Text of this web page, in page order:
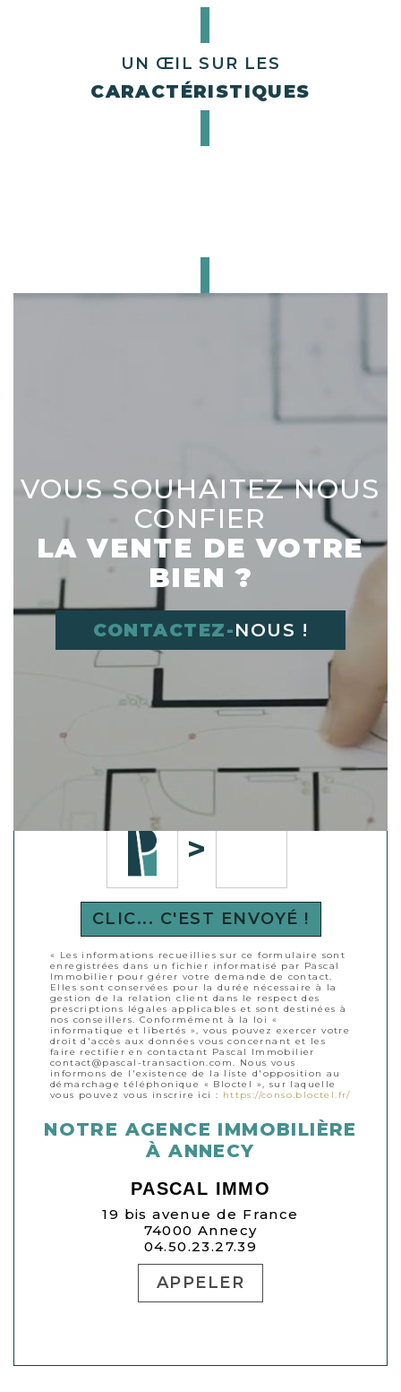
UN ŒIL SUR LES
CARACTÉRISTIQUES
Déplacer l'image dans le cadre vide à
CLIC... C'EST ENVOYÉ !
« Les informations recueillies sur ce formulaire sont
enregistrées dans un fichier informatisé par Pascal
Immobilier pour gérer votre demande de contact.
Elles sont conservées pour la durée nécessaire à la
gestion de la relation client dans le respect des
prescriptions légales applicables et sont destinées à
nos conseillers. Conformément à la loi «
informatique et libertés », vous pouvez exercer votre
droit d'accès aux données vous concernant et les
faire rectifier en contactant Pascal Immobilier
contact@pascal-transaction.com. Nous vous
informons de l'existence de la liste d'opposition au
démarchage téléphonique « Bloctel », sur laquelle
vous pouvez vous inscrire ici : https://conso.bloctel.fr/
NOTRE AGENCE IMMOBILIÈRE
À ANNECY
PASCAL IMMO
19 bis avenue de France
74000 Annecy
04.50.23.27.39
APPELER
VOUS SOUHAITEZ NOUS
CONFIER
LA VENTE DE VOTRE
BIEN ?
CONTACTEZ-NOUS !